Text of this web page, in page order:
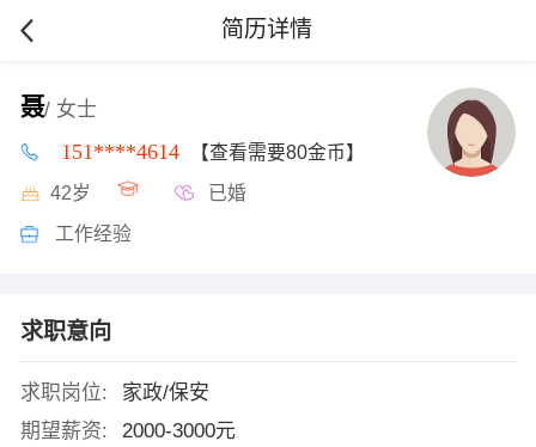
简历详情
聂/ 女士
151****4614 【查看需要80金币】
42岁 已婚
工作经验
求职意向
求职岗位:
家政/保安
期望薪资:
2000-3000元